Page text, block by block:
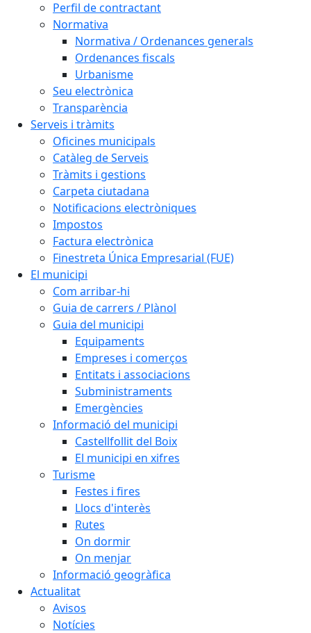
Perfil de contractant
Normativa
Normativa / Ordenances generals
Ordenances fiscals
Urbanisme
Seu electrònica
Transparència
Serveis i tràmits
Oficines municipals
Catàleg de Serveis
Tràmits i gestions
Carpeta ciutadana
Notificacions electròniques
Impostos
Factura electrònica
Finestreta Única Empresarial (FUE)
El municipi
Com arribar-hi
Guia de carrers / Plànol
Guia del municipi
Equipaments
Empreses i comerços
Entitats i associacions
Subministraments
Emergències
Informació del municipi
Castellfollit del Boix
El municipi en xifres
Turisme
Festes i fires
Llocs d'interès
Rutes
On dormir
On menjar
Informació geogràfica
Actualitat
Avisos
Notícies